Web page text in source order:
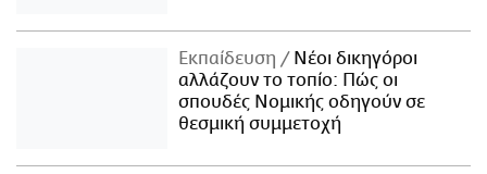
Εκπαίδευση
Νέοι δικηγόροι
αλλάζουν το τοπίο: Πώς οι
σπουδές Νομικής οδηγούν σε
θεσμική συμμετοχή